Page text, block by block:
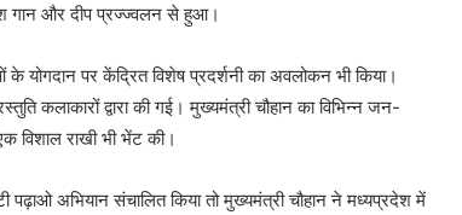
गान और दीप प्रज्ज्‍वलन से हुआ।
के योगदान पर केंद्रित विशेष प्रदर्शनी का अवलोकन भी किया।
कलाकारों द्वारा की गई। मुख्यमंत्री चौहान का विभिन्न जन-
विशाल राखी भी भेंट की।
पढ़ाओ अभियान संचालित किया तो मुख्यमंत्री चौहान ने मध्यप्रदेश में